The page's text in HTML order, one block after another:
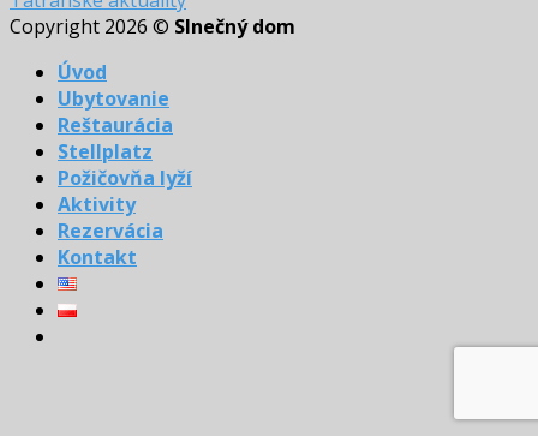
Copyright 2026 © Slnečný dom
Úvod
Ubytovanie
Reštaurácia
Stellplatz
Požičovňa lyží
Aktivity
Rezervácia
Kontakt